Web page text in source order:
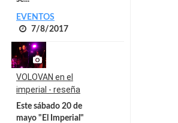
EVENTOS
7/8/2017
VOLOVAN en el
imperial - reseña
Este sábado 20 de
mayo "El Imperial"